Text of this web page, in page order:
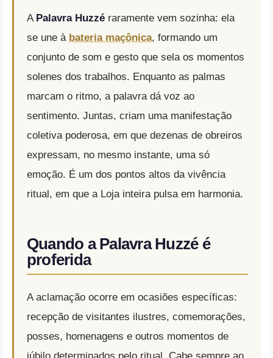
A Palavra Huzzéraramente vem sozinha: ela
se une à bateria maçônica, formando um
conjunto de som e gesto que sela os momentos
solenes dos trabalhos. Enquanto as palmas
marcam o ritmo, a palavra dá voz ao
sentimento. Juntas, criam uma manifestação
coletiva poderosa, em que dezenas de obreiros
expressam, no mesmo instante, uma só
emoção. É um dos pontos altos da vivência
ritual, em que a Loja inteira pulsa em harmonia.
Quando a Palavra Huzzé é
proferida
A aclamação ocorre em ocasiões específicas:
recepção de visitantes ilustres, comemorações,
posses, homenagens e outros momentos de